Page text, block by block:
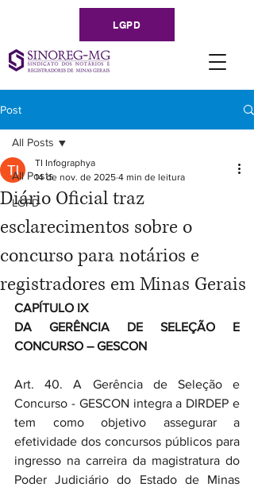
LGPD
Post
All Posts
LGPD
All Posts
Diário Oficial traz
esclarecimentos sobre o
concurso para notários e
registradores em Minas Gerais
TI Infographya
14 de nov. de 2025 4 min de leitura
CAPÍTULO IX
DA GERÊNCIA DE SELEÇÃO E
CONCURSO – GESCON
Art. 40. A Gerência de Seleção e
Concurso - GESCON integra a DIRDEP e
tem como objetivo assegurar a
efetividade dos concursos públicos para
ingresso na carreira da magistratura do
Poder Judiciário do Estado de Minas